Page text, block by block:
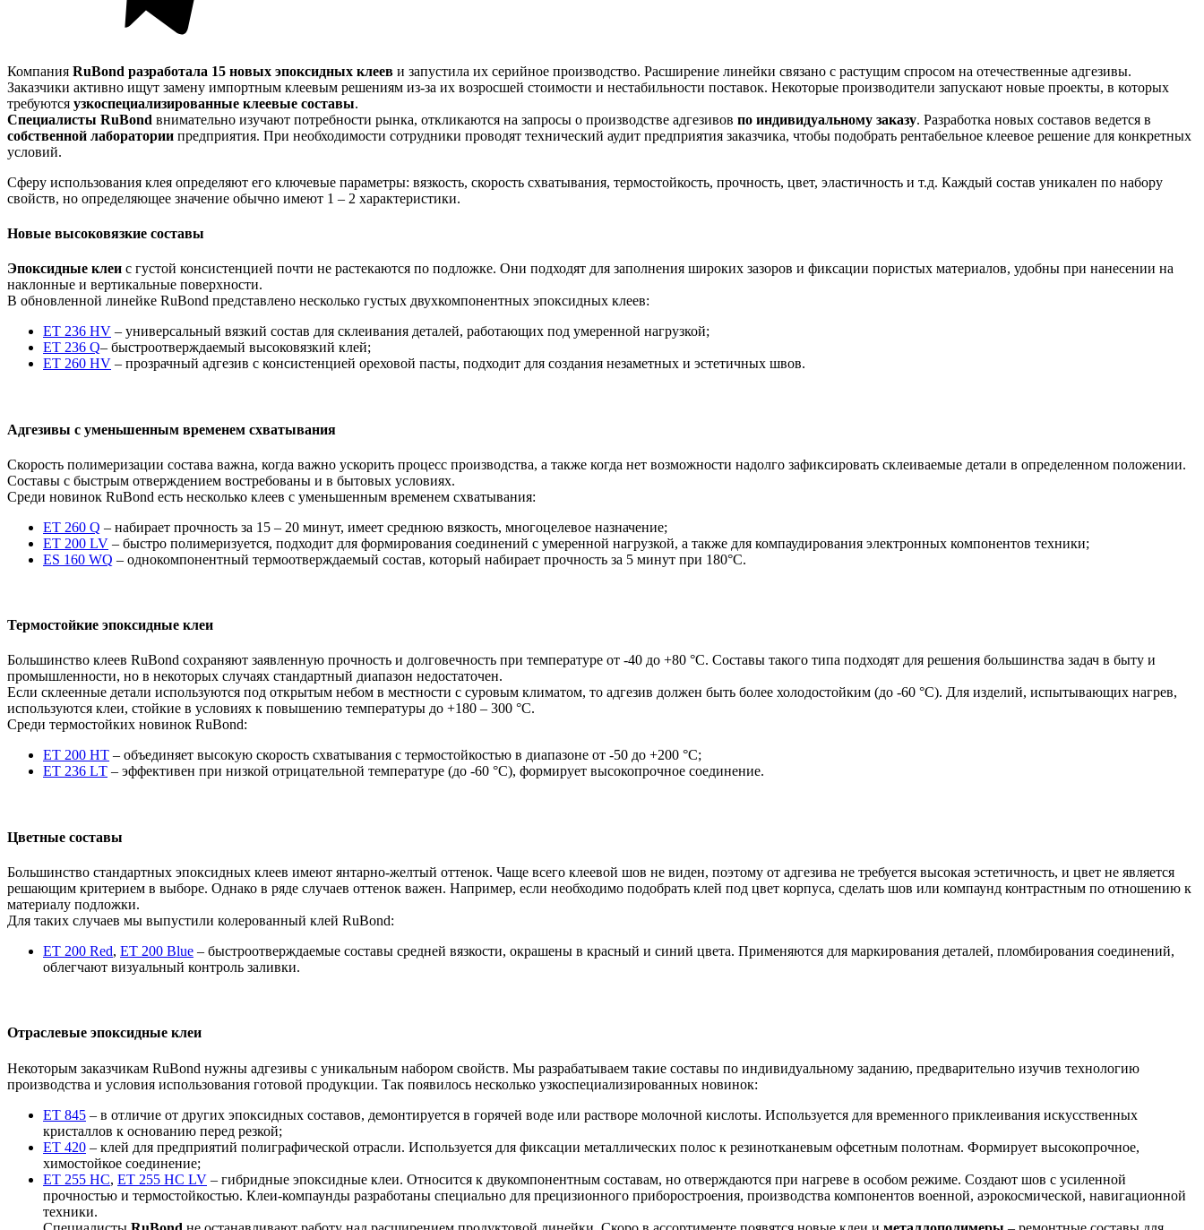
Компания RuBond разработала 15 новых эпоксидных клеев и запустила их серийное производство. Расширение линейки связано с растущим спросом на отечественные адгезивы.
Заказчики активно ищут замену импортным клеевым решениям из-за их возросшей стоимости и нестабильности поставок. Некоторые производители запускают новые проекты, в которых
требуются узкоспециализированные клеевые составы.
Специалисты RuBond внимательно изучают потребности рынка, откликаются на запросы о производстве адгезивов по индивидуальному заказу. Разработка новых составов ведется в
собственной лаборатории предприятия. При необходимости сотрудники проводят технический аудит предприятия заказчика, чтобы подобрать рентабельное клеевое решение для конкретных
условий.
Сферу использования клея определяют его ключевые параметры: вязкость, скорость схватывания, термостойкость, прочность, цвет, эластичность и т.д. Каждый состав уникален по набору
свойств, но определяющее значение обычно имеют 1 – 2 характеристики.
Новые высоковязкие составы
Эпоксидные клеи с густой консистенцией почти не растекаются по подложке. Они подходят для заполнения широких зазоров и фиксации пористых материалов, удобны при нанесении на
наклонные и вертикальные поверхности.
В обновленной линейке RuBond представлено несколько густых двухкомпонентных эпоксидных клеев:
ET 236 HV – универсальный вязкий состав для склеивания деталей, работающих под умеренной нагрузкой;
ET 236 Q– быстроотверждаемый высоковязкий клей;
ET 260 HV – прозрачный адгезив с консистенцией ореховой пасты, подходит для создания незаметных и эстетичных швов.
Адгезивы с уменьшенным временем схватывания
Скорость полимеризации состава важна, когда важно ускорить процесс производства, а также когда нет возможности надолго зафиксировать склеиваемые детали в определенном положении.
Составы с быстрым отверждением востребованы и в бытовых условиях.
Среди новинок RuBond есть несколько клеев с уменьшенным временем схватывания:
ET 260 Q – набирает прочность за 15 – 20 минут, имеет среднюю вязкость, многоцелевое назначение;
ET 200 LV – быстро полимеризуется, подходит для формирования соединений с умеренной нагрузкой, а также для компаудирования электронных компонентов техники;
ES 160 WQ – однокомпонентный термоотверждаемый состав, который набирает прочность за 5 минут при 180°С.
Термостойкие эпоксидные клеи
Большинство клеев RuBond сохраняют заявленную прочность и долговечность при температуре от -40 до +80 °С. Составы такого типа подходят для решения большинства задач в быту и
промышленности, но в некоторых случаях стандартный диапазон недостаточен.
Если склеенные детали используются под открытым небом в местности с суровым климатом, то адгезив должен быть более холодостойким (до -60 °С). Для изделий, испытывающих нагрев,
используются клеи, стойкие в условиях к повышению температуры до +180 – 300 °С.
Среди термостойких новинок RuBond:
ET 200 HT – объединяет высокую скорость схватывания с термостойкостью в диапазоне от -50 до +200 °С;
ЕТ 236 LТ – эффективен при низкой отрицательной температуре (до -60 °С), формирует высокопрочное соединение.
Цветные составы
Большинство стандартных эпоксидных клеев имеют янтарно-желтый оттенок. Чаще всего клеевой шов не виден, поэтому от адгезива не требуется высокая эстетичность, и цвет не является
решающим критерием в выборе. Однако в ряде случаев оттенок важен. Например, если необходимо подобрать клей под цвет корпуса, сделать шов или компаунд контрастным по отношению к
материалу подложки.
Для таких случаев мы выпустили колерованный клей RuBond:
ET 200 Red, ET 200 Blue – быстроотверждаемые составы средней вязкости, окрашены в красный и синий цвета. Применяются для маркирования деталей, пломбирования соединений,
облегчают визуальный контроль заливки.
Отраслевые эпоксидные клеи
Некоторым заказчикам RuBond нужны адгезивы с уникальным набором свойств. Мы разрабатываем такие составы по индивидуальному заданию, предварительно изучив технологию
производства и условия использования готовой продукции. Так появилось несколько узкоспециализированных новинок:
ET 845 – в отличие от других эпоксидных составов, демонтируется в горячей воде или растворе молочной кислоты. Используется для временного приклеивания искусственных
кристаллов к основанию перед резкой;
ET 420 – клей для предприятий полиграфической отрасли. Используется для фиксации металлических полос к резинотканевым офсетным полотнам. Формирует высокопрочное,
химостойкое соединение;
ET 255 HC, ET 255 HC LV – гибридные эпоксидные клеи. Относится к двукомпонентным составам, но отверждаются при нагреве в особом режиме. Создают шов с усиленной
прочностью и термостойкостью. Клеи-компаунды разработаны специально для прецизионного приборостроения, производства компонентов военной, аэрокосмической, навигационной
техники.